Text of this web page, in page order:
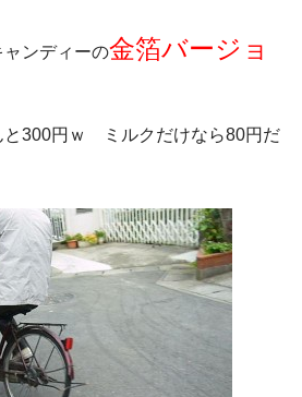
ンディーの金箔バージョ
と300円ｗ ミルクだけなら80円だ